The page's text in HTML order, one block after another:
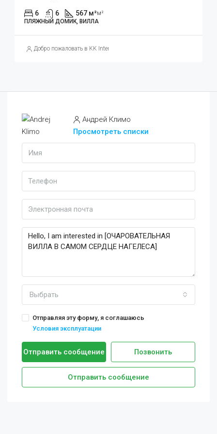
6 6 567 м²м²
ПЛЯЖНЫЙ ДОМИК, ВИЛЛА
Добро пожаловать в KK International Estate
Андрей Климо
Просмотреть списки
Выбрать
Отправляя эту форму, я соглашаюсь
Условия эксплуатации
Отправить сообщение Позвонить
Отправить сообщение